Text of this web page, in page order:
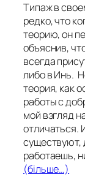
Типаж в
редко, что
теорию, он
объяснив,
всегда
либо в Инь.
теория, как
работы с
мой взгляд
отличаться.
существуют,
работаешь,
(більше…)